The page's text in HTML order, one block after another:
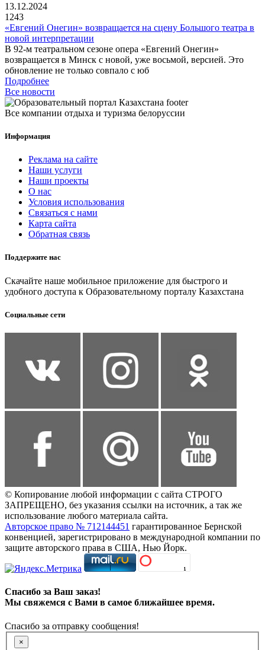
13.12.2024
1243
«Евгений Онегин» возвращается на сцену Большого театра в
новой интерпретации
В 92-м театральном сезоне опера «Евгений Онегин»
возвращается в Минск с новой, уже восьмой, версией. Это
обновление не только совпало с юб
Подробнее
Все новости
Все компании отдыха и туризма белоруссии
Информация
Реклама на сайте
Наши услуги
Наши проекты
О нас
Условия использования
Связаться с нами
Карта сайта
Обратная связь
Поддержите нас
Скачайте наше мобильное приложение для быстрого и
удобного доступа к Образовательному порталу Казахстана
Социальные сети
© Копирование любой информации с сайта СТРОГО
ЗАПРЕЩЕНО, без указания ссылки на источник, а так же
использование любого материала сайта.
Авторское право № 712144451 гарантированное Бернской
конвенцией, зарегистрировано в международной компании по
защите авторского права в США, Нью Йорк.
Спасибо за Ваш заказ!
Мы свяжемся с Вами в самое ближайшее время.
Спасибо за отправку сообщения!
×